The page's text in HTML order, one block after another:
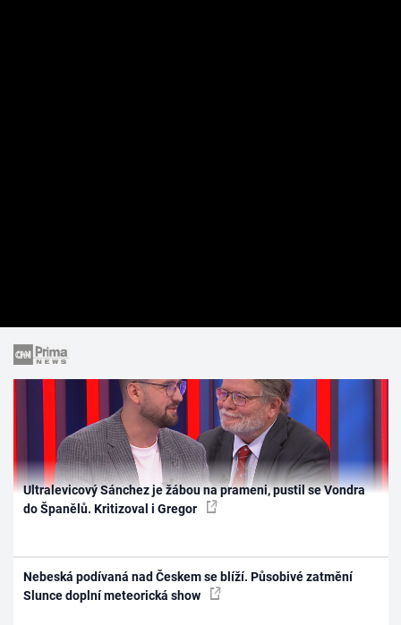
Ultralevicový Sánchez je žábou na prameni, pustil se Vondra
do Španělů. Kritizoval i Gregor
Nebeská podívaná nad Českem se blíží. Působivé zatmění
Slunce doplní meteorická show